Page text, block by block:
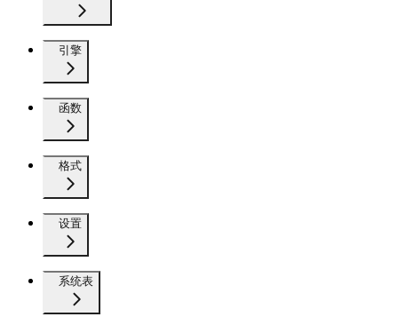
引擎
函数
格式
设置
系统表